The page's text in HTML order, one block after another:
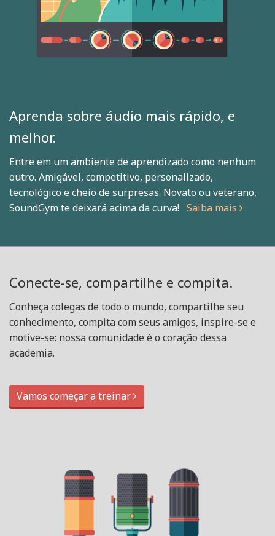
Aprenda sobre áudio mais rápido, e
melhor.
Entre em um ambiente de aprendizado como nenhum
outro. Amigável, competitivo, personalizado,
tecnológico e cheio de surpresas. Novato ou veterano,
SoundGym te deixará acima da curva! Saiba mais
Conecte-se, compartilhe e compita.
Conheça colegas de todo o mundo, compartilhe seu
conhecimento, compita com seus amigos, inspire-se e
motive-se: nossa comunidade é o coração dessa
academia.
Vamos começar a treinar